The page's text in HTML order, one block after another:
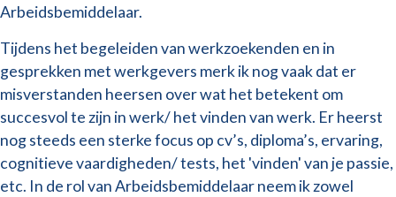
Arbeidsbemiddelaar.
Tijdens het begeleiden van werkzoekenden en in
gesprekken met werkgevers merk ik nog vaak dat er
misverstanden heersen over wat het betekent om
succesvol te zijn in werk/ het vinden van werk. Er heerst
nog steeds een sterke focus op cv’s, diploma’s, ervaring,
cognitieve vaardigheden/ tests, het 'vinden' van je passie,
etc. In de rol van Arbeidsbemiddelaar neem ik zowel